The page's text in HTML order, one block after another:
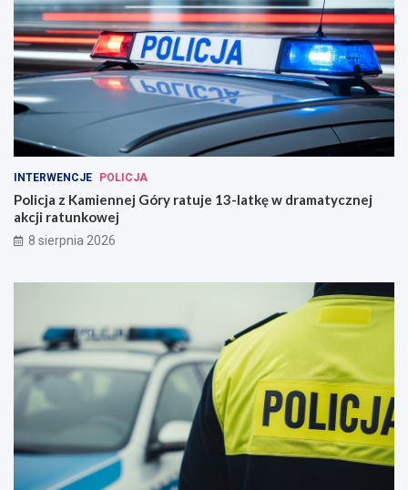
INTERWENCJE POLICJA
Policja z Kamiennej Góry ratuje 13-latkę w dramatycznej
akcji ratunkowej
8 sierpnia 2026